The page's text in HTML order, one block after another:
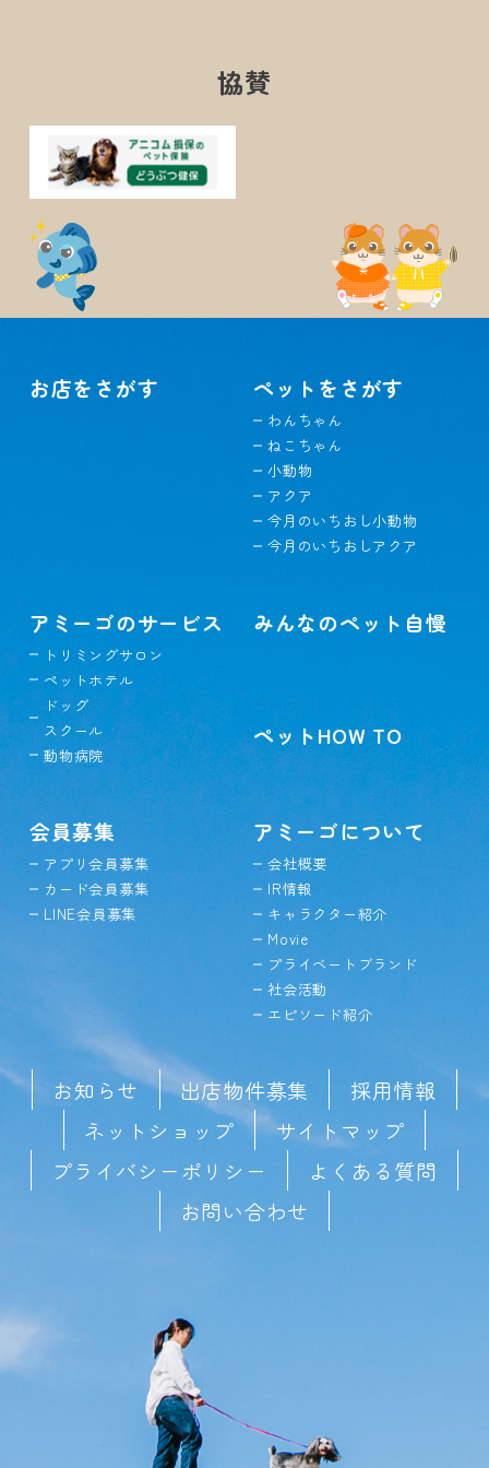
協賛
お店をさがす ペットをさがす
わんちゃん
ねこちゃん
小動物
アクア
今月のいちおし小動物
今月のいちおしアクア
アミーゴのサービス
トリミングサロン
ペットホテル
ドッグ
スクール
動物病院
みんなのペット自慢
ペットHOW TO
会員募集
アプリ会員募集
カード会員募集
LINE会員募集
アミーゴについて
会社概要
IR情報
キャラクター紹介
Movie
プライベートブランド
社会活動
エピソード紹介
お知らせ 出店物件募集
採用情報
ネットショップ
サイトマップ
プライバシーポリシー
よくある質問
お問い合わせ